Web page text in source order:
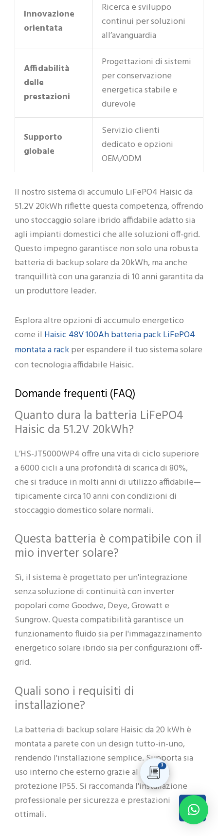
3
Innovazione
orientata
Ricerca e sviluppo
continui per soluzioni
all’avanguardia
Affidabilità
delle
prestazioni
Progettazioni di sistemi
per conservazione
energetica stabile e
durevole
Supporto
globale
Servizio clienti
dedicato e opzioni
OEM/ODM
Il nostro sistema di accumulo LiFePO4 Haisic da
51.2V 20kWh riflette questa competenza, offrendo
uno stoccaggio solare ibrido affidabile adatto sia
agli impianti domestici che alle soluzioni off-grid.
Questo impegno garantisce non solo una robusta
batteria di backup solare da 20kWh, ma anche
tranquillità con una garanzia di 10 anni garantita da
un produttore leader.
Esplora altre opzioni di accumulo energetico
come il Haisic 48V 100Ah batteria pack LiFePO4
montata a rackper espandere il tuo sistema solare
con tecnologia affidabile Haisic.
Domande frequenti (FAQ)
Quanto dura la batteria LiFePO4
Haisic da 51.2V 20kWh?
L’HS-JT5000WP4 offre una vita di ciclo superiore
a 6000 cicli a una profondità di scarica di 80%,
che si traduce in molti anni di utilizzo affidabile—
tipicamente circa 10 anni con condizioni di
stoccaggio domestico solare normali.
Questa batteria è compatibile con il
mio inverter solare?
Sì, il sistema è progettato per un'integrazione
senza soluzione di continuità con inverter
popolari come Goodwe, Deye, Growatt e
Sungrow. Questa compatibilità garantisce un
funzionamento fluido sia per l'immagazzinamento
energetico solare ibrido sia per configurazioni off-
grid.
Quali sono i requisiti di
installazione?
La batteria di backup solare Haisic da 20 kWh è
montata a parete con un design tutto-in-uno,
rendendo l'installazione semplice. Supporta sia
uso interno che esterno grazie al grado di
protezione IP55. Si raccomanda l'installazione
professionale per sicurezza e prestazioni
ottimali.